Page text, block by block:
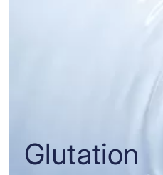
Glutation